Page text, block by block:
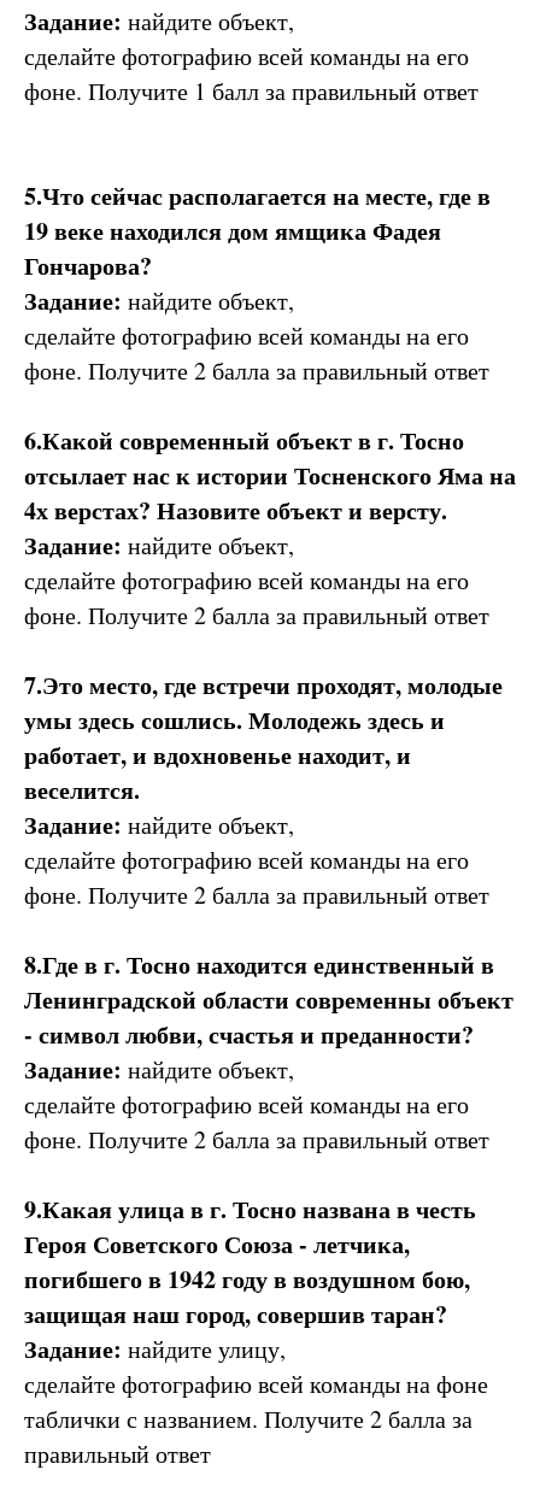
Задание: найдите объект,
сделайте фотографию всей команды на его
фоне. Получите 1 балл за правильный ответ
5.Что сейчас располагается на месте, где в
19 веке находился дом ямщика Фадея
Гончарова?
Задание: найдите объект,
сделайте фотографию всей команды на его
фоне. Получите 2 балла за правильный ответ
6.Какой современный объект в г. Тосно
отсылает нас к истории Тосненского Яма на
4х верстах? Назовите объект и версту.
Задание: найдите объект,
сделайте фотографию всей команды на его
фоне. Получите 2 балла за правильный ответ
7.Это место, где встречи проходят, молодые
умы здесь сошлись. Молодежь здесь и
работает, и вдохновенье находит, и
веселится.
Задание: найдите объект,
сделайте фотографию всей команды на его
фоне. Получите 2 балла за правильный ответ
8.Где в г. Тосно находится единственный в
Ленинградской области современны объект
- символ любви, счастья и преданности?
Задание: найдите объект,
сделайте фотографию всей команды на его
фоне. Получите 2 балла за правильный ответ
9.Какая улица в г. Тосно названа в честь
Героя Советского Союза - летчика,
погибшего в 1942 году в воздушном бою,
защищая наш город, совершив таран?
Задание: найдите улицу,
сделайте фотографию всей команды на фоне
таблички с названием. Получите 2 балла за
правильный ответ